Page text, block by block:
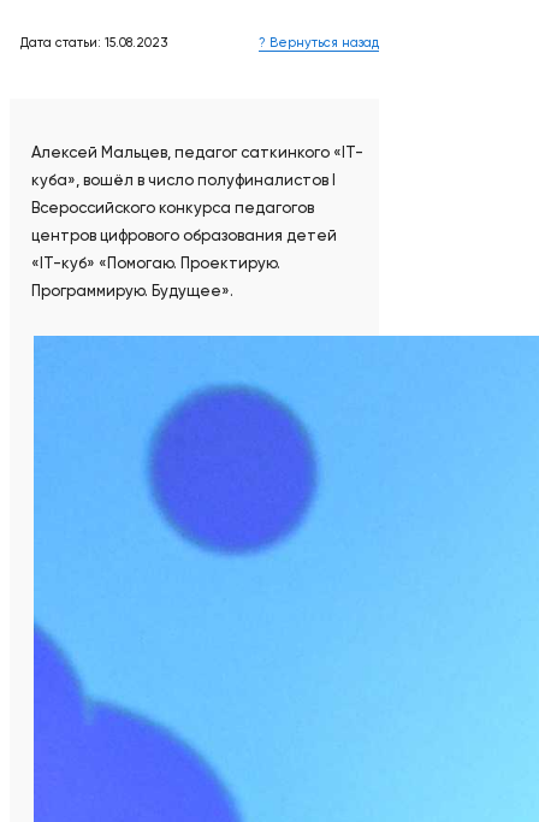
Дата статьи: 15.08.2023 ? Вернуться назад
Профессиональное состязание
проводится в пяти номинациях:
«Программирование» (программирование
роботов, программирование на Python,
программирование на Java); «Разработка
приложений» (мобильная разработка,
разработка VR/AR-приложений);
Алексей Мальцев, педагог саткинкого «IT-
куба», вошёл в число полуфиналистов I
Всероссийского конкурса педагогов
центров цифрового образования детей
«IT-куб» «Помогаю. Проектирую.
Программирую. Будущее».